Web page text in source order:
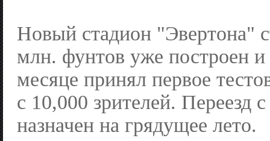
Новый стадион "Эвертона"
млн. фунтов уже построен
месяце принял первое
с 10,000 зрителей. Переезд
назначен на грядущее лето.